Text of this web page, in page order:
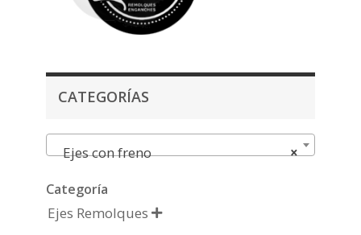
CATEGORÍAS
×
Ejes con freno
Categoría
Ejes Remolques 